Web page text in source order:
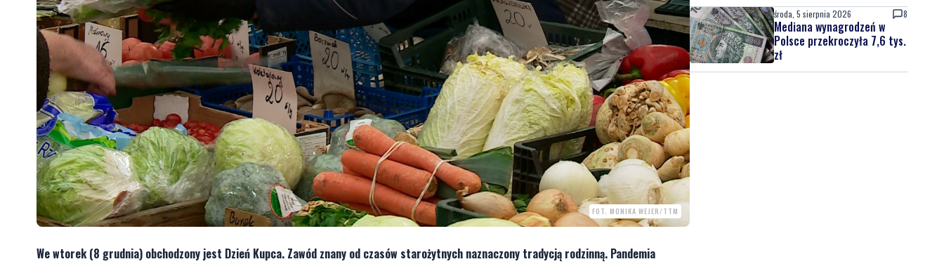
FOT. MONIKA WEJER/TTM
We wtorek (8 grudnia) obchodzony jest Dzień Kupca. Zawód znany od czasów starożytnych naznaczony tradycją rodzinną. Pandemia
środa, 5 sierpnia 2026 8
Mediana wynagrodzeń w
Polsce przekroczyła 7,6 tys.
zł